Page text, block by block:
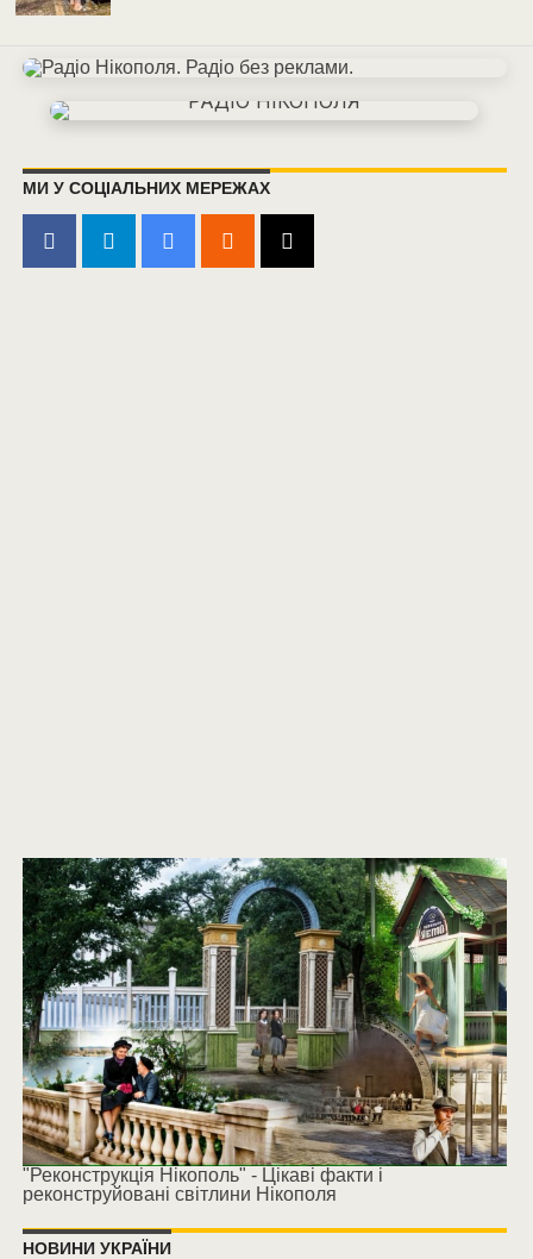
МИ У СОЦІАЛЬНИХ МЕРЕЖАХ
"Реконструкція Нікополь" - Цікаві факти і
реконструйовані світлини Нікополя
НОВИНИ УКРАЇНИ